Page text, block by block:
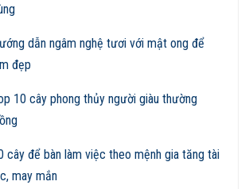
dẫn ngâm nghệ tươi với mật ong để
đẹp
10 cây phong thủy người giàu thường
cây để bàn làm việc theo mệnh gia tăng tài
may mắn